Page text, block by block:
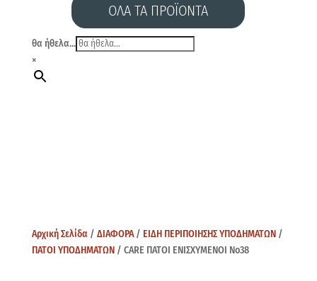
ΟΛΑ ΤΑ ΠΡΟΪΟΝΤΑ
θα ήθελα...
×
Αρχική Σελίδα / ΔΙΑΦΟΡΑ/ ΕΙΔΗ ΠΕΡΙΠΟΙΗΣΗΣ ΥΠΟΔΗΜΑΤΩΝ/
ΠΑΤΟΙ ΥΠΟΔΗΜΑΤΩΝ/ CARE ΠΑΤΟΙ ΕΝΙΣΧΥΜΕΝΟΙ Νo38